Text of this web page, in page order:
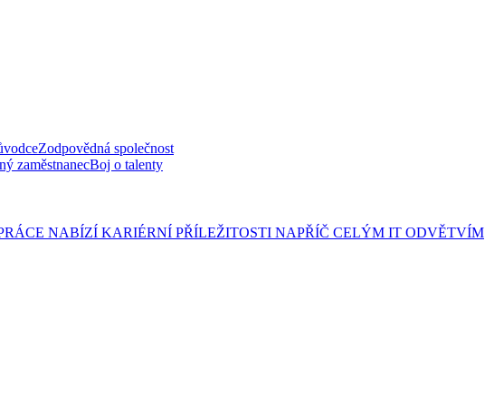
Zodpovědná společnost
zaměstnanecBoj o talenty
NABÍZÍ KARIÉRNÍ PŘÍLEŽITOSTI NAPŘÍČ CELÝM IT ODVĚTVÍM